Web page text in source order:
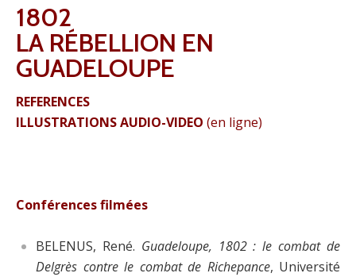
1802
LA RÉBELLION EN
GUADELOUPE
REFERENCES
ILLUSTRATIONS AUDIO-VIDEO (en ligne)
Conférences filmées
BELENUS, René. Guadeloupe, 1802 : le combat de
Delgrès contre le combat de Richepance, Université